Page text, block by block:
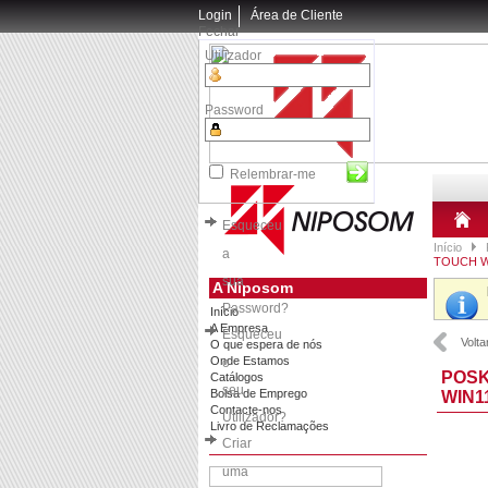
Login
Fechar
Utilizador
Password
Relembrar-me
Esqueceu
a
sua
Password?
Esqueceu
o
seu
Utilizador?
Criar
uma
Área de Cliente
Início
TOUCH
A Niposom
Início
A Empresa
O que espera de nós
Onde Estamos
Catálogos
Bolsa de Emprego
Contacte-nos
Livro de Reclamações